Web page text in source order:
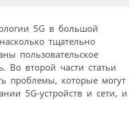
5G в большой
тщательно
пользовательское
Во второй части статьи
проблемы, которые могут
5G-устройств и сети, и